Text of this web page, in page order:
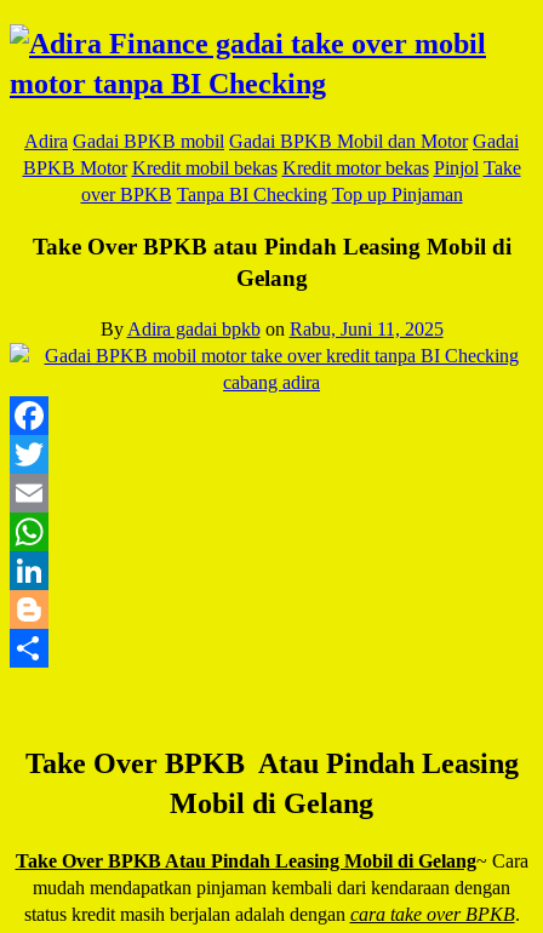
Adira Gadai BPKB mobil Gadai BPKB Mobil dan Motor Gadai
BPKB Motor Kredit mobil bekas Kredit motor bekas Pinjol Take
over BPKB Tanpa BI Checking Top up Pinjaman
Take Over BPKB atau Pindah Leasing Mobil di
Gelang
By Adira gadai bpkb on Rabu, Juni 11, 2025
Take Over BPKB Atau Pindah Leasing
Mobil di Gelang
Take Over BPKB Atau Pindah Leasing Mobil di Gelang~ Cara
mudah mendapatkan pinjaman kembali dari kendaraan dengan
status kredit masih berjalan adalah dengan cara take over BPKB.